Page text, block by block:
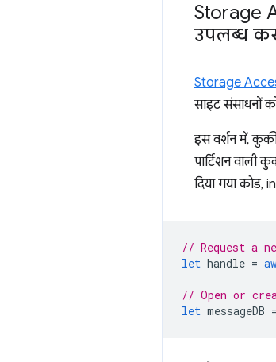
Storage
उपलब्ध
Storage
साइट संसाधनों
इस वर्शन में,
पार्टिशन
दिया गया कोड,
// Request a
let handle =
// Open or
let messageDB =